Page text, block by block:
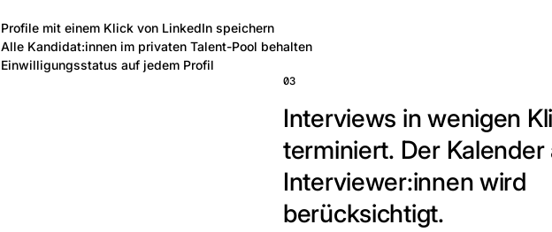
Profile mit einem Klick von LinkedIn speichern
Alle Kandidat:innen im privaten Talent-Pool behalten
Einwilligungsstatus auf jedem Profil
03
Interviews in wenigen
terminiert. Der Kalender
Interviewer:innen wird
berücksichtigt.